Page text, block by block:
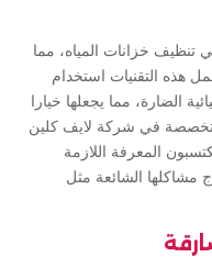
تنظيف خزانات المياه، مما
هذه التقنيات استخدام
الضارة، مما يجعلها خيارا
في شركة لايف كلين
المعرفة اللازمة
مشاكلها الشائعة مثل